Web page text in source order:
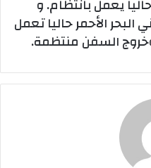
يعمل بانتظام. و
الأحمر حاليا تعمل
السفن منتظمة.